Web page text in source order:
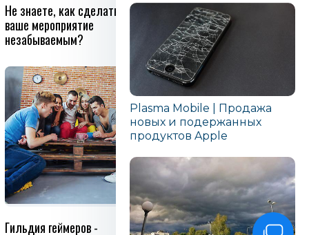
Не знаете, как сделать
ваше мероприятие
незабываемым?
Микростоматология - что
это?
Гильдия геймеров -
Plasma Mobile | Продажа
новых и подержанных
продуктов Apple